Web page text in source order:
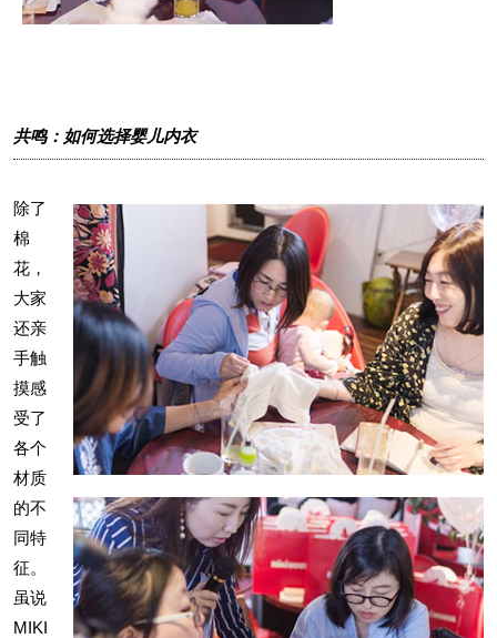
共鸣：如何选择婴儿内衣
除了
棉
花，
大家
还亲
手触
摸感
受了
各个
材质
的不
同特
征。
虽说
MIKI